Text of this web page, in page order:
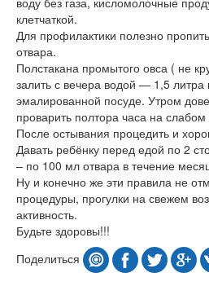
клетчаткой.
Для профилактики полезно
отвара.
Полстакана промытого овса ( не
залить с вечера водой — 1,5 литра
эмалированной посуде. Утром
проварить полтора часа на
После остывания процедить и
Давать ребёнку перед едой по 2
– по 100 мл отвара в течение
Ну и конечно же эти правила не
процедуры, прогулки на свежем
активность.
Будьте здоровы!!!
Поделиться